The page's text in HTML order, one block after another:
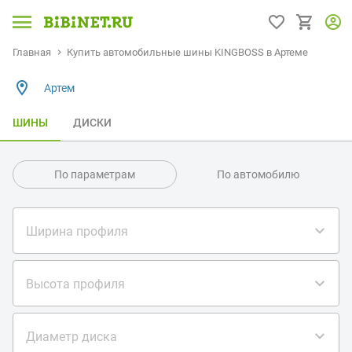
Главная Купить автомобильные шины KINGBOSS в Артеме
Артем
ШИНЫ ДИСКИ
По параметрам По автомобилю
Ширина профиля
Высота профиля
Диаметр диска